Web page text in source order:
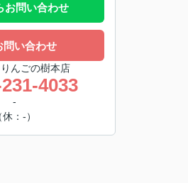
お問い合わせ
問い合わせ
んごの樹本店
4033
-
休：-）